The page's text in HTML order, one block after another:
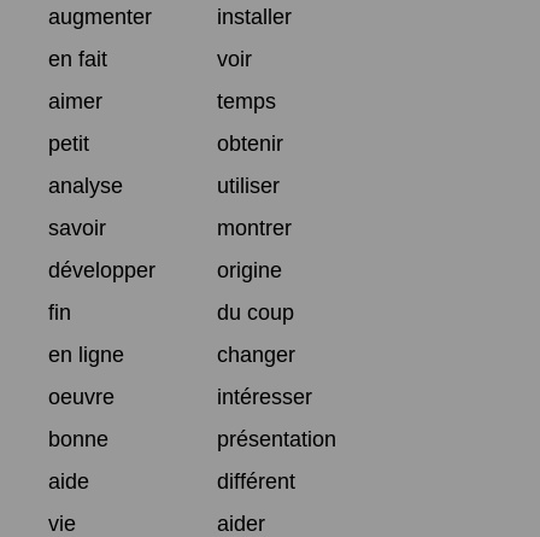
augmenter
installer
en fait
voir
aimer
temps
petit
obtenir
analyse
utiliser
savoir
montrer
développer
origine
fin
du coup
en ligne
changer
oeuvre
intéresser
bonne
présentation
aide
différent
vie
aider